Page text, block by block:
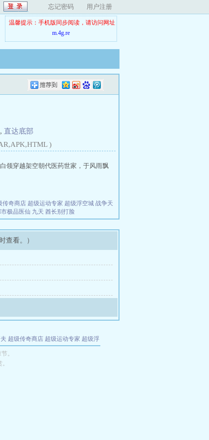
忘记密码 用户注册
温馨提示：手机版同步阅读，请访问网址
m.4g.re
, 直达底部
)
领穿越架空朝代医药世家，于风雨飘
传奇商店 超级运动专家 超级浮空城 战争天
极品医仙 九天 酋长别打脸
查看。）
超级传奇商店 超级运动专家 超级浮
我夺舍了魔皇
。